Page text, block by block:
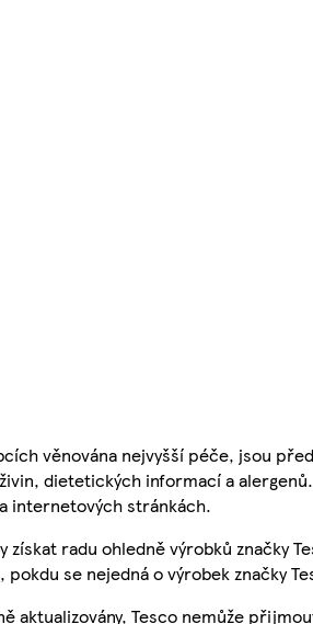
věnována nejvyšší péče, jsou
dietetických informací a
internetových stránkách.
radu ohledně výrobků značky
se nejedná o výrobek značky
aktualizovány, Tesco nemůže